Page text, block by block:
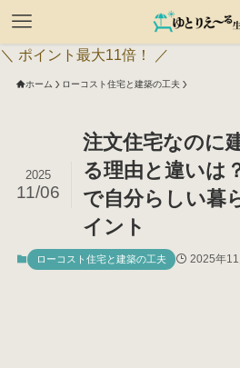
＼ ポイント最大11倍！ ／
ホーム ローコスト住宅と建築の工夫
注文住宅なのに
る理由と違いは
で自分らしい暮
イント
2025
11/06
ローコスト住宅と建築の工夫 2025年11